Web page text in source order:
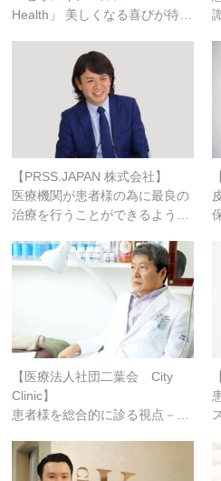
Health」 美しくなる喜びが待…
【PRSS.JAPAN 株式会社】
医療機関が患者様の為に最良の
治療を行うことができるよう…
【医療法人社団二葉会 City
Clinic】
患者様を総合的に診る視点－…